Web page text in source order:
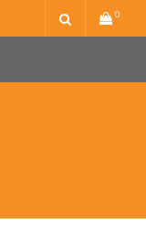
0